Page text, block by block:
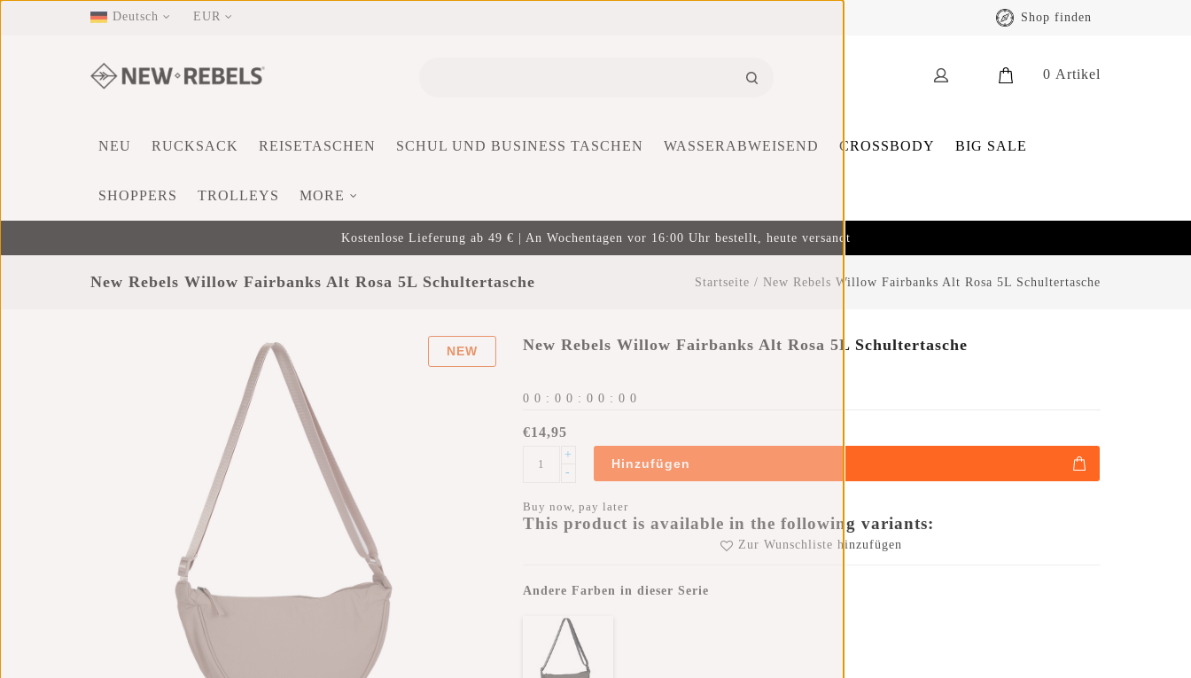
Deutsch EUR Shop finden
0 Artikel
NEU RUCKSACK REISETASCHEN SCHUL UND BUSINESS TASCHEN WASSERABWEISEND CROSSBODY BIG SALE
SHOPPERS TROLLEYS MORE
Kostenlose Lieferung ab 49 € | An Wochentagen vor 16:00 Uhr bestellt, heute versandt
New Rebels Willow Fairbanks Alt Rosa 5L Schultertasche Startseite / New Rebels Willow Fairbanks Alt Rosa 5L Schultertasche
NEW New Rebels Willow Fairbanks Alt Rosa 5L Schultertasche
0 0 : 0 0 : 0 0 : 0 0
€14,95
+
-
Hinzufügen
Buy now, pay later
This product is available in the following variants:
Zur Wunschliste hinzufügen
Andere Farben in dieser Serie